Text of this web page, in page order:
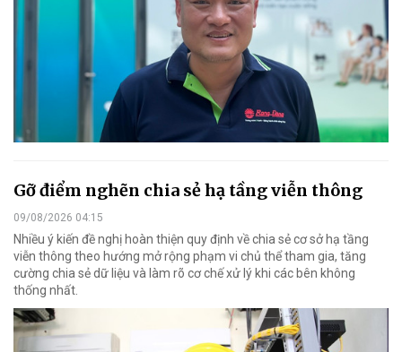
Gỡ điểm nghẽn chia sẻ hạ tầng viễn thông
09/08/2026 04:15
Nhiều ý kiến đề nghị hoàn thiện quy định về chia sẻ cơ sở hạ tầng
viễn thông theo hướng mở rộng phạm vi chủ thể tham gia, tăng
cường chia sẻ dữ liệu và làm rõ cơ chế xử lý khi các bên không
thống nhất.